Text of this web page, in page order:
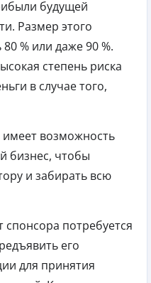
будущей
Размер этого
% или даже 90 %.
степень риска
в случае того,
возможность
бизнес, чтобы
и забирать всю
спонсора потребуется
его
для принятия